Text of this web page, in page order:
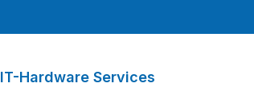
IT-Hardware Services